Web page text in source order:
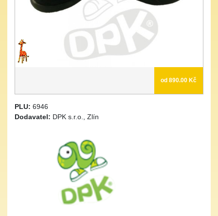
od 890.00 Kč
PLU: 6946
Dodavatel: DPK s.r.o., Zlín